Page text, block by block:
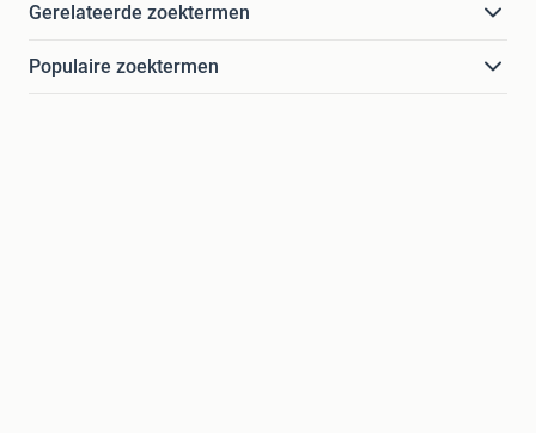
Gerelateerde zoektermen
Populaire zoektermen